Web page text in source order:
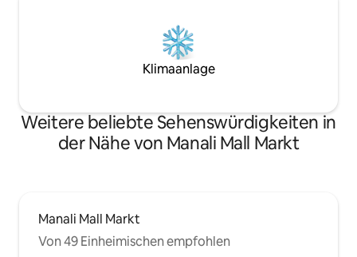
Klimaanlage
Weitere beliebte Sehenswürdigkeiten in
der Nähe von Manali Mall Markt
Manali Mall Markt
Von 49 Einheimischen empfohlen